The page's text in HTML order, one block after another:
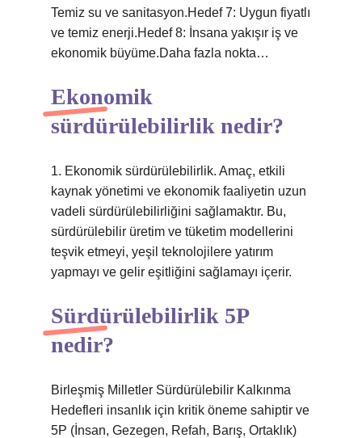
Temiz su ve sanitasyon.Hedef 7: Uygun fiyatlı
ve temiz enerji.Hedef 8: İnsana yakışır iş ve
ekonomik büyüme.Daha fazla nokta…
Ekonomik
sürdürülebilirlik nedir?
1. Ekonomik sürdürülebilirlik. Amaç, etkili
kaynak yönetimi ve ekonomik faaliyetin uzun
vadeli sürdürülebilirliğini sağlamaktır. Bu,
sürdürülebilir üretim ve tüketim modellerini
teşvik etmeyi, yeşil teknolojilere yatırım
yapmayı ve gelir eşitliğini sağlamayı içerir.
Sürdürülebilirlik 5P
nedir?
Birleşmiş Milletler Sürdürülebilir Kalkınma
Hedefleri insanlık için kritik öneme sahiptir ve
5P (İnsan, Gezegen, Refah, Barış, Ortaklık)